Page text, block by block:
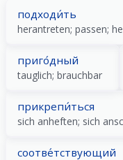
подходи́ть
herantreten; passen;
приго́дный
tauglich; brauchbar
прикрепи́ться
sich anheften; sich
соотве́тствующий